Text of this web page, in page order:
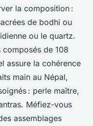
la composition :
de bodhi ou
ou le quartz.
de 108
assure la cohérence
main au Népal,
: perle maître,
Méfiez-vous
assemblages